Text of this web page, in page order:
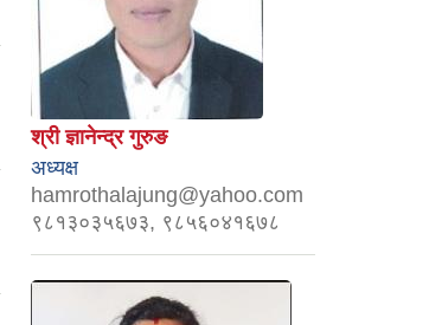
श्री ज्ञानेन्द्र गुरुङ
अध्यक्ष
hamrothalajung@yahoo.com
९८१३०३५६७३, ९८५६०४१६७८